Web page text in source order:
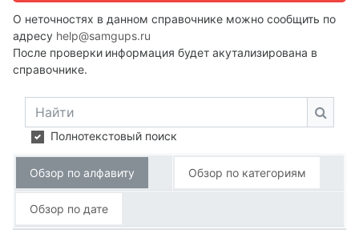
О неточностях в данном справочнике можно сообщить по
адресу help@samgups.ru
После проверки информация будет акутализирована в
справочнике.
Найти
Найти
Полнотекстовый поиск
Обзор по алфавиту Обзор по категориям
Обзор по дате